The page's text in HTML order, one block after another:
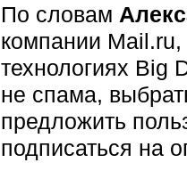
По словам
компании
технологиях Big
не спама,
предложить
подписаться на